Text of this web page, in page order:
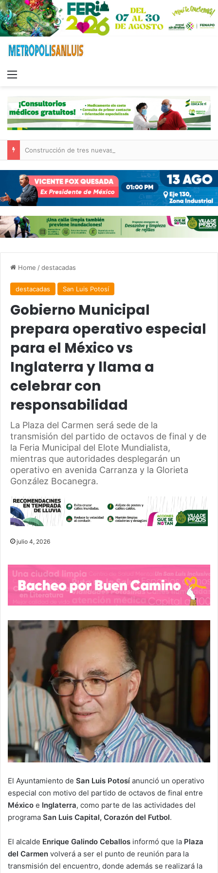
Home /destacadas
destacadas San Luis Potosí
Gobierno Municipal
prepara operativo especial
para el México vs
Inglaterra y llama a
celebrar con
responsabilidad
La Plaza del Carmen será sede de la
transmisión del partido de octavos de final y de
la Feria Municipal del Elote Mundialista,
mientras que autoridades desplegarán un
operativo en avenida Carranza y la Glorieta
González Bocanegra.
julio 4, 2026
El Ayuntamiento de San Luis Potosí anunció un operativo
especial con motivo del partido de octavos de final entre
México e Inglaterra, como parte de las actividades del
programa San Luis Capital, Corazón del Futbol.
El alcalde Enrique Galindo Ceballos informó que la Plaza
del Carmen volverá a ser el punto de reunión para la
transmisión del encuentro, donde además se realizará la